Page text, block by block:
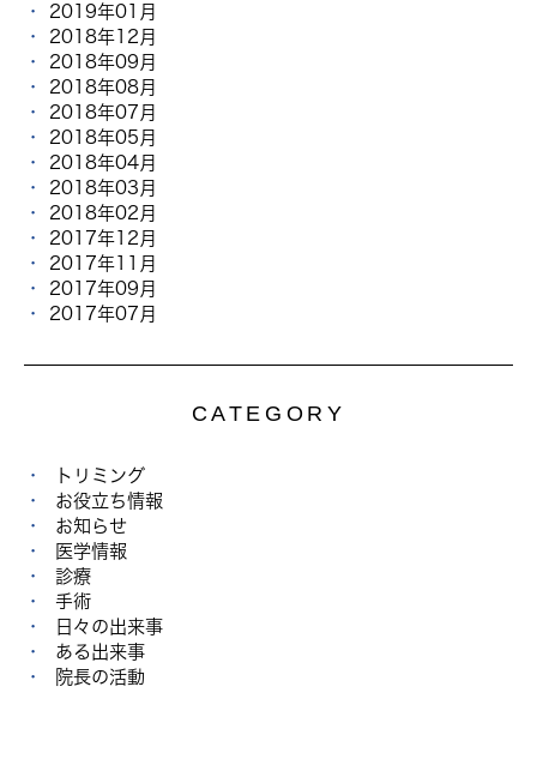
2019年01月
2018年12月
2018年09月
2018年08月
2018年07月
2018年05月
2018年04月
2018年03月
2018年02月
2017年12月
2017年11月
2017年09月
2017年07月
CATEGORY
トリミング
お役立ち情報
お知らせ
医学情報
診療
手術
日々の出来事
ある出来事
院長の活動